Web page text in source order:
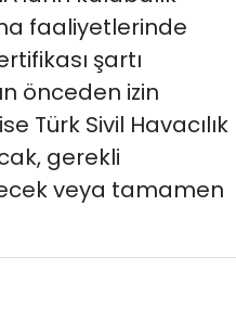
faaliyetlerinde
şartı
önceden izin
Türk Sivil Havacılık
gerekli
veya tamamen